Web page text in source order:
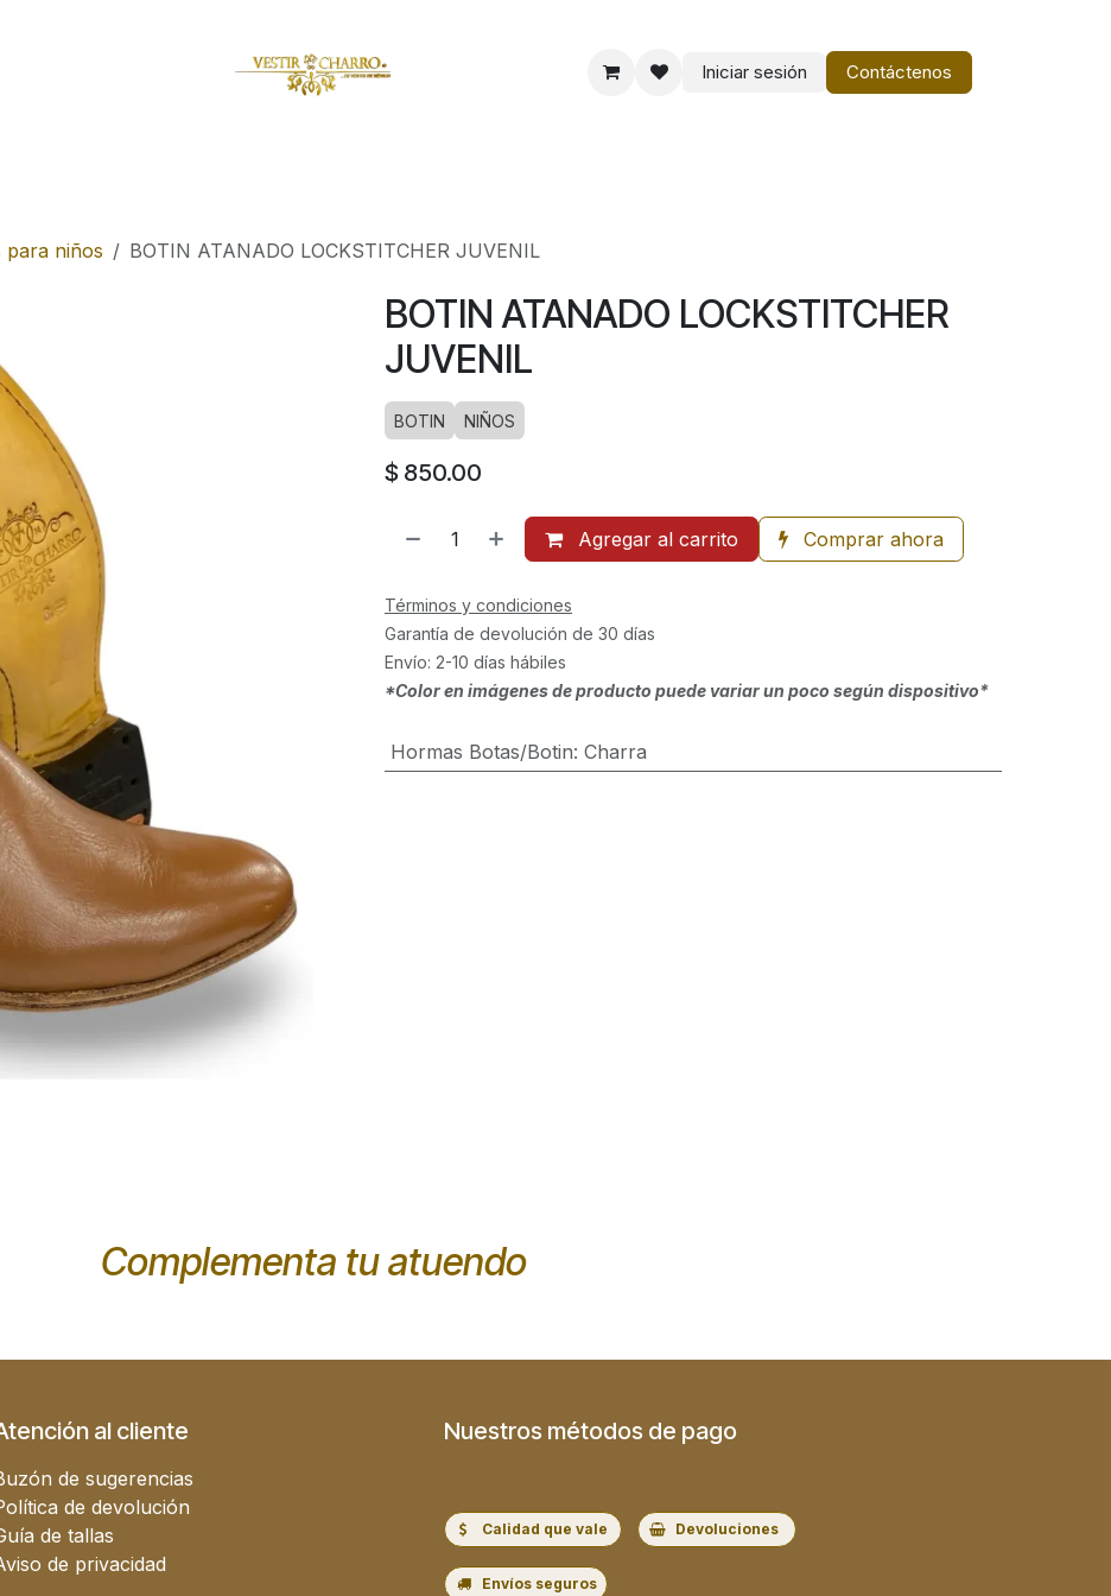
Iniciar sesión Contáctenos
para niños BOTIN ATANADO LOCKSTITCHER JUVENIL
BOTIN ATANADO LOCKSTITCHER
JUVENIL
BOTIN NIÑOS
$ 850.00
Agregar al carrito Comprar ahora
Términos y condiciones
Garantía de devolución de 30 días
Envío: 2-10 días hábiles
*Color en imágenes de producto puede variar un poco según dispositivo*
Hormas Botas/Botin: Charra
Complementa tu atuendo
al cliente
de sugerencias
de devolución
de tallas
de privacidad
Nuestros métodos de pago
Calidad que vale Devoluciones
Envíos seguros